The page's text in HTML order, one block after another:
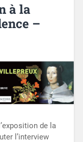
à la
–
de la
l’interview